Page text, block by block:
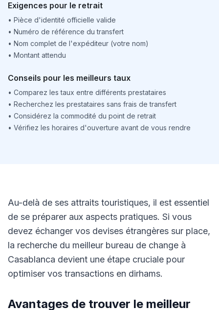
Exigences pour le retrait
• Pièce d'identité officielle valide
• Numéro de référence du transfert
• Nom complet de l'expéditeur (votre nom)
• Montant attendu
Conseils pour les meilleurs taux
• Comparez les taux entre différents prestataires
• Recherchez les prestataires sans frais de transfert
• Considérez la commodité du point de retrait
• Vérifiez les horaires d'ouverture avant de vous rendre
Au-delà de ses attraits touristiques, il est essentiel
de se préparer aux aspects pratiques. Si vous
devez échanger vos devises étrangères sur place,
la recherche du meilleur bureau de change à
Casablanca devient une étape cruciale pour
optimiser vos transactions en dirhams.
Avantages de trouver le meilleur